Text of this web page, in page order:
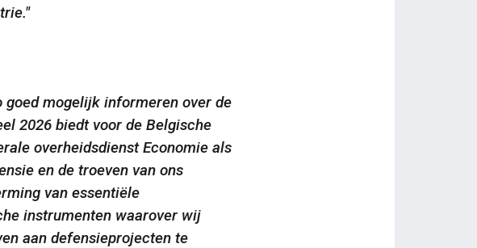
goed mogelijk informeren over de
2026 biedt voor de Belgische
overheidsdienst Economie als
en de troeven van ons
van essentiële
instrumenten waarover wij
aan defensieprojecten te